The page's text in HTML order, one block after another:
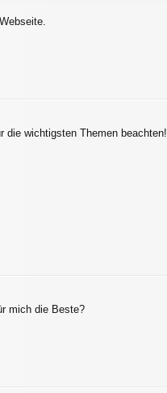
die wichtigsten Themen beachten!
mich die Beste?